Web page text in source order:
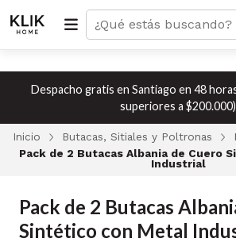
Despacho gratis en Santiago en 48
superiores a $200.000)
Inicio Butacas, Sitiales y Poltronas
Pack de 2 Butacas Albania de Cuero
Industrial
Pack de 2 Butacas
Sintético con Metal